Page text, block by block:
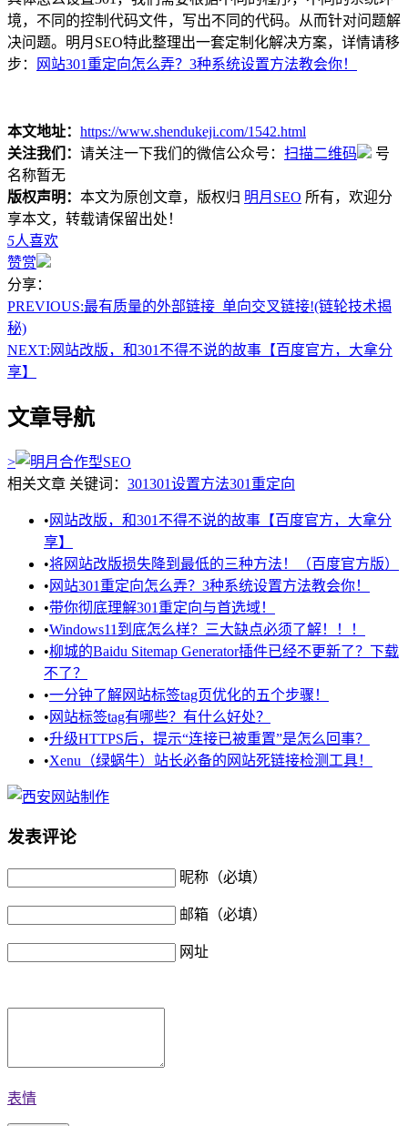
境，不同的控制代码文件，写出不同的代码。从而针对问题解
决问题。明月SEO特此整理出一套定制化解决方案，详情请移
步：
网站301重定向怎么弄？3种系统设置方法教会你！
本文地址： https://www.shendukeji.com/1542.html
关注我们： 请关注一下我们的微信公众号： 扫描二维码
号
名称暂无
版权声明： 本文为原创文章，版权归 明月SEO 所有，欢迎分
享本文，转载请保留出处！
5人喜欢
赞赏
分享：
PREVIOUS:最有质量的外部链接_单向交叉链接!(链轮技术揭
秘)
NEXT: 网站改版，和301不得不说的故事【百度官方，大拿分
享】
文章导航
>
相关文章 关键词： 301301设置方法301重定向
• 网站改版，和301不得不说的故事【百度官方，大拿分
享】
•将网站改版损失降到最低的三种方法！（百度官方版）
• 网站301重定向怎么弄？3种系统设置方法教会你！
•带你彻底理解301重定向与首选域！
•Windows11到底怎么样？三大缺点必须了解！！！
•柳城的Baidu Sitemap Generator插件已经不更新了？下载
不了？
•一分钟了解网站标签tag页优化的五个步骤！
• 网站标签tag有哪些？有什么好处？
•升级HTTPS后，提示“连接已被重置”是怎么回事？
•Xenu（绿蜗牛）站长必备的网站死链接检测工具！
发表评论
昵称（必填）
邮箱（必填）
网址
表情